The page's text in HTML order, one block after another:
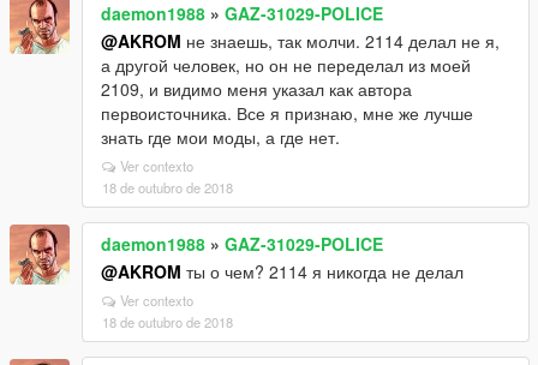
daemon1988 » GAZ-31029-POLICE
@AKROM не знаешь, так молчи. 2114 делал не я,
а другой человек, но он не переделал из моей
2109, и видимо меня указал как автора
первоисточника. Все я признаю, мне же лучше
знать где мои моды, а где нет.
Ver contexto
18 de outubro de 2018
daemon1988 » GAZ-31029-POLICE
@AKROM ты о чем? 2114 я никогда не делал
Ver contexto
18 de outubro de 2018